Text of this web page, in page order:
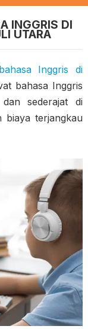
INGGRIS DI
UTARA
Inggris di
bahasa Inggris
sederajat di
biaya terjangkau